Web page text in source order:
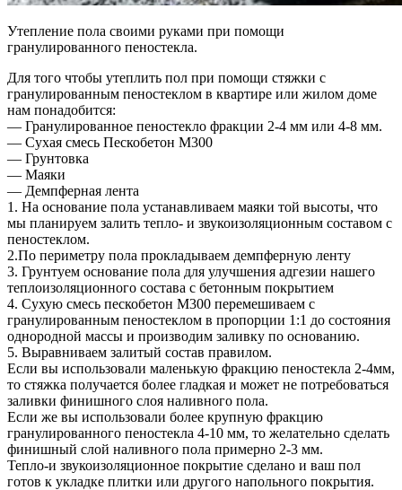
Утепление пола своими руками при помощи
гранулированного пеностекла.
Для того чтобы утеплить пол при помощи стяжки с
гранулированным пеностеклом в квартире или жилом доме
нам понадобится:
— Гранулированное пеностекло фракции 2-4 мм или 4-8 мм.
— Сухая смесь Пескобетон М300
— Грунтовка
— Маяки
— Демпферная лента
1. На основание пола устанавливаем маяки той высоты, что
мы планируем залить тепло- и звукоизоляционным составом с
пеностеклом.
2.По периметру пола прокладываем демпферную ленту
3. Грунтуем основание пола для улучшения адгезии нашего
теплоизоляционного состава с бетонным покрытием
4. Сухую смесь пескобетон М300 перемешиваем с
гранулированным пеностеклом в пропорции 1:1 до состояния
однородной массы и производим заливку по основанию.
5. Выравниваем залитый состав правилом.
Если вы использовали маленькую фракцию пеностекла 2-4мм,
то стяжка получается более гладкая и может не потребоваться
заливки финишного слоя наливного пола.
Если же вы использовали более крупную фракцию
гранулированного пеностекла 4-10 мм, то желательно сделать
финишный слой наливного пола примерно 2-3 мм.
Тепло-и звукоизоляционное покрытие сделано и ваш пол
готов к укладке плитки или другого напольного покрытия.